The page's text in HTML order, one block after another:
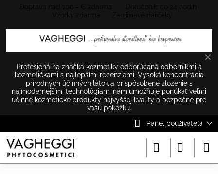
✕
Profesionálna značka kozmetiky odporúčaná odborníkmi a
kozmetičkami s najlepšími recenziami. Vysoká koncentrácia
prírodných účinných látok a prispôsobené zloženie s
najmodernejšími technológiami nám umožňuje ponúkať veľmi
účinné kozmetické produkty najvyššej kvality a bezpečné pre
vašu pokožku.
Panel používateľa